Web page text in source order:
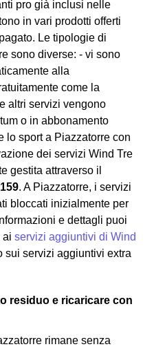
pro già inclusi nelle
in vari prodotti offerti
Le tipologie di
sono diverse: - vi sono
alla
come la
altri servizi vengono
o in abbonamento
lo sport a Piazzatorre con
dei servizi Wind Tre
gestita attraverso il
159. A Piazzatorre, i servizi
bloccati inizialmente per
e dettagli puoi
ai servizi aggiuntivi di Wind
sui servizi aggiuntivi extra
residuo e ricaricare con
rimane senza